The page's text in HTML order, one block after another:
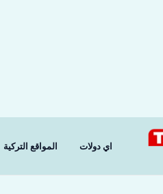
اي دولات المواقع التركية